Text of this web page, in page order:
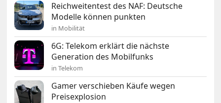
Reichweitentest des NAF: Deutsche
Modelle können punkten
in Mobilität
6G: Telekom erklärt die nächste
Generation des Mobilfunks
in Telekom
Gamer verschieben Käufe wegen
Preisexplosion